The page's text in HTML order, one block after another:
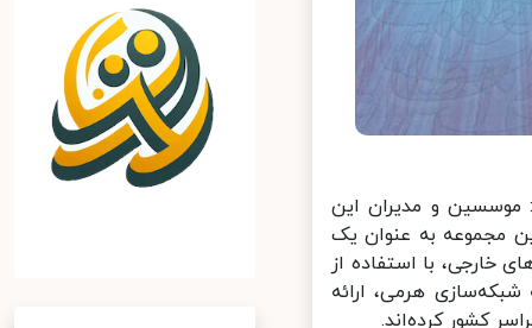
موسسین و مدیران این
مجموعه به عنوان یک
با استفاده از
هرمی، ارائه